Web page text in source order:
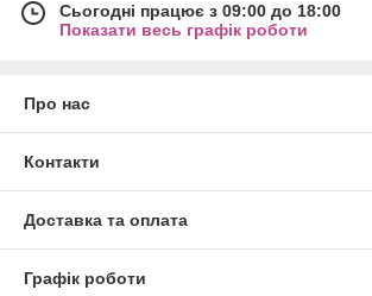
Сьогодні працює з 09:00 до 18:00
Показати весь графік роботи
Про нас
Контакти
Доставка та оплата
Графік роботи